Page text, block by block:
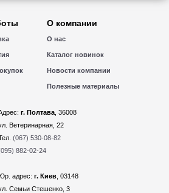
О компании
О нас
Каталог новинок
Новости компании
Полезные материалы
г. Полтава, 36008
Ветеринарная, 22
(067) 530-08-82
882-02-24
адрес: г. Киев, 03148
Семьи Стешенко, 3